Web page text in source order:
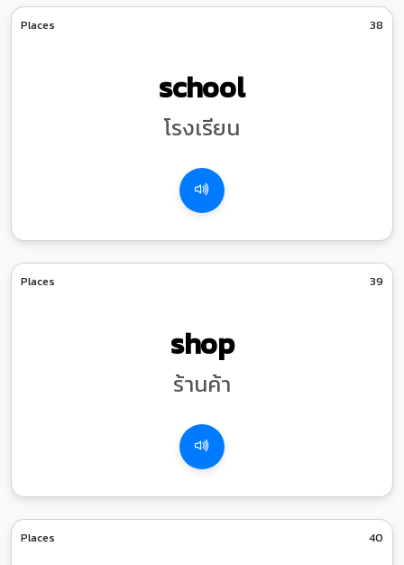
Places 38
school
โรงเรียน
Places 39
shop
ร้านค้า
Places 40